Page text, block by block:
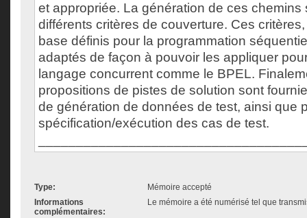
et appropriée. La génération de ces chemins
différents critères de couverture. Ces
base définis pour la programmation
adaptés de façon à pouvoir les appliquer
langage concurrent comme le BPEL.
propositions de pistes de solution sont
de génération de données de test, ainsi que
spécification/exécution des cas de test.
Type:
Mémoire accepté
Informations
complémentaires:
Le mémoire a été numérisé tel que